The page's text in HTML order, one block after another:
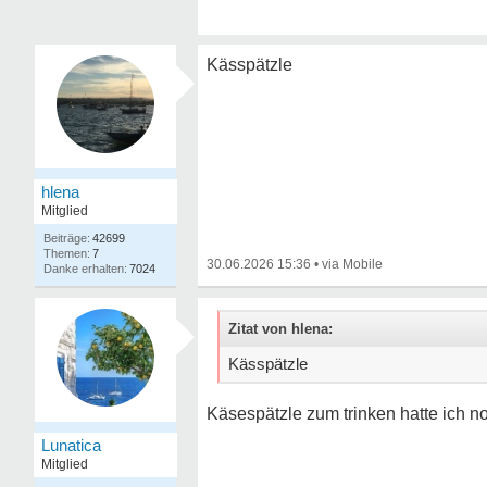
hlena
Mitglied
42699
7
7024
Kässpätzle
30.06.2026 15:36 •
Lunatica
Mitglied
Zitat von hlena:
Kässpätzle
Käsespätzle zum trinken hatte ich